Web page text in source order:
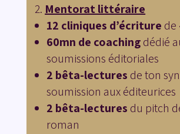
Mentorat littéraire
12 cliniques d’écriture de
60mn de coachingdédié
soumissions éditoriales
2 bêta-lectures de ton
soumission aux éditeurices
2 bêta-lectures du pitch
roman